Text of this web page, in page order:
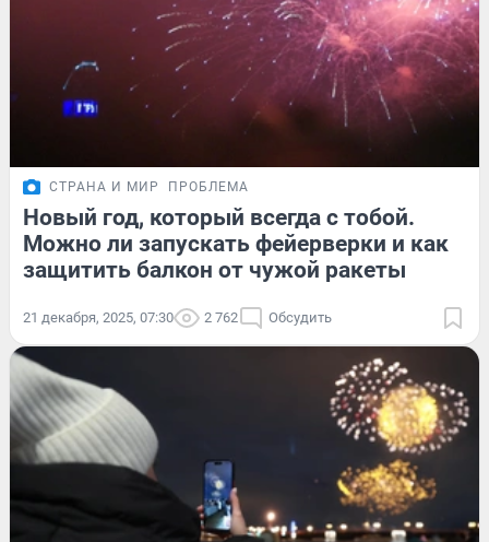
СТРАНА И МИР ПРОБЛЕМА
Новый год, который всегда с тобой.
Можно ли запускать фейерверки и как
защитить балкон от чужой ракеты
21 декабря, 2025, 07:30 2 762 Обсудить